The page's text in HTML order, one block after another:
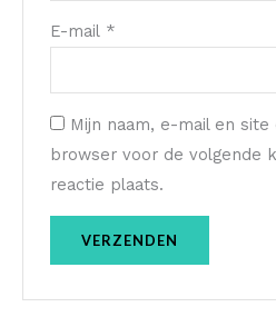
E-mail *
Mijn naam, e-mail en
browser voor de volgende
reactie plaats.